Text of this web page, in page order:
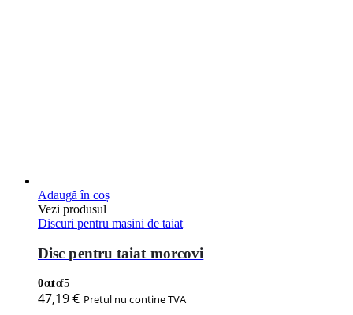
Adaugă în coș
Vezi produsul
Discuri pentru masini de taiat
Disc pentru taiat morcovi
0out of 5
47,19€ Pretul nu contine TVA